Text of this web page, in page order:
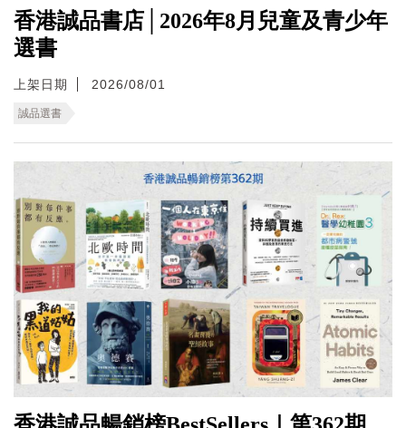
香港誠品書店│2026年8月兒童及青少年
選書
上架日期 2026/08/01
誠品選書